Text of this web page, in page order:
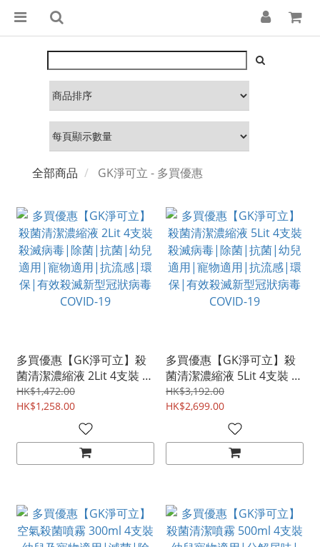
全部商品 GK淨可立 - 多買優惠
多買優惠【GK淨可立】殺
菌清潔濃縮液 2Lit 4支裝 殺
滅病毒|除菌|抗菌|幼兒適
用|寵物適用|抗流感|環
保|有效殺滅新型冠狀病毒
COVID-19
HK$1,472.00
HK$1,258.00
多買優惠【GK淨可立】殺
菌清潔濃縮液 5Lit 4支裝 殺
滅病毒|除菌|抗菌|幼兒適
用|寵物適用|抗流感|環
保|有效殺滅新型冠狀病毒
COVID-19
HK$3,192.00
HK$2,699.00